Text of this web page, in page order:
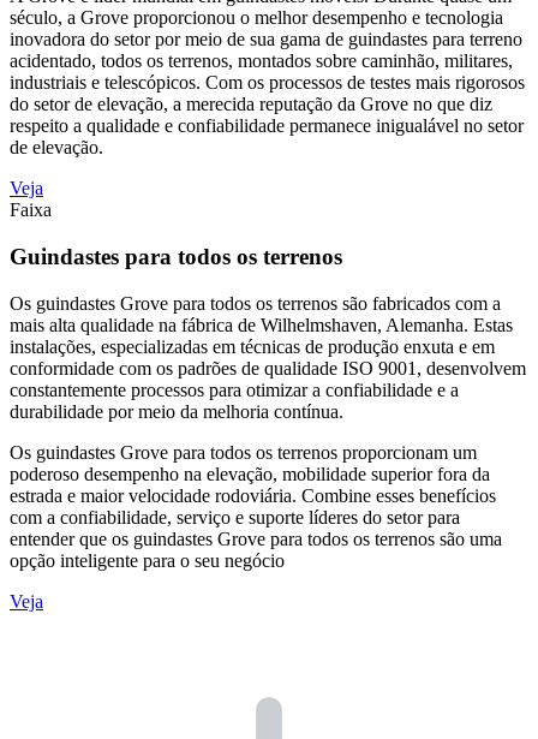
século, a Grove proporcionou o melhor desempenho e tecnologia
inovadora do setor por meio de sua gama de guindastes para terreno
acidentado, todos os terrenos, montados sobre caminhão, militares,
industriais e telescópicos. Com os processos de testes mais rigorosos
do setor de elevação, a merecida reputação da Grove no que diz
respeito a qualidade e confiabilidade permanece inigualável no setor
de elevação.
Veja
Faixa
Guindastes para todos os terrenos
Os guindastes Grove para todos os terrenos são fabricados com a
mais alta qualidade na fábrica de Wilhelmshaven, Alemanha. Estas
instalações, especializadas em técnicas de produção enxuta e em
conformidade com os padrões de qualidade ISO 9001, desenvolvem
constantemente processos para otimizar a confiabilidade e a
durabilidade por meio da melhoria contínua.
Os guindastes Grove para todos os terrenos proporcionam um
poderoso desempenho na elevação, mobilidade superior fora da
estrada e maior velocidade rodoviária. Combine esses benefícios
com a confiabilidade, serviço e suporte líderes do setor para
entender que os guindastes Grove para todos os terrenos são uma
opção inteligente para o seu negócio
Veja